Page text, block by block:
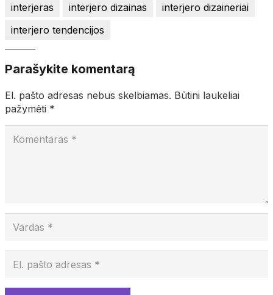
interjeras
interjero dizainas
interjero dizaineriai
interjero tendencijos
Parašykite komentarą
El. pašto adresas nebus skelbiamas. Būtini laukeliai
pažymėti *